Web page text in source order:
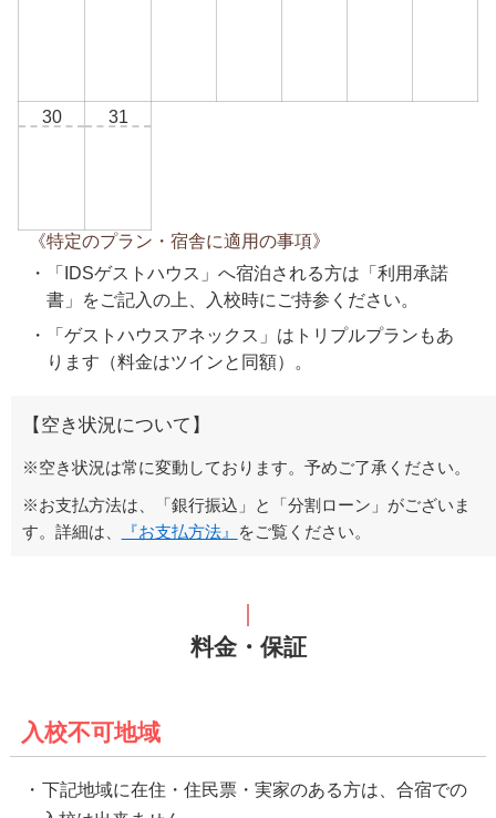
30 31
《特定のプラン・宿舎に適用の事項》
「IDSゲストハウス」へ宿泊される方は「利用承諾
書」をご記入の上、入校時にご持参ください。
「ゲストハウスアネックス」はトリプルプランもあ
ります（料金はツインと同額）。
【空き状況について】
※空き状況は常に変動しております。予めご了承ください。
※お支払方法は、「銀行振込」と「分割ローン」がございま
す。詳細は、
『お支払方法』 をご覧ください。
料金・保証
入校不可地域
下記地域に在住・住民票・実家のある方は、合宿での